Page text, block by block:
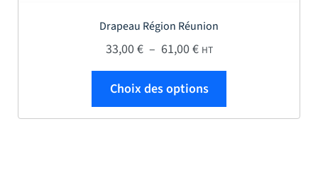
Drapeau Région Réunion
33,00€ – 61,00€Plage de prix : 33,00 €
HT
Choix des options